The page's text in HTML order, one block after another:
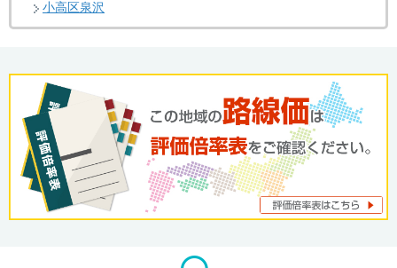
小高区泉沢